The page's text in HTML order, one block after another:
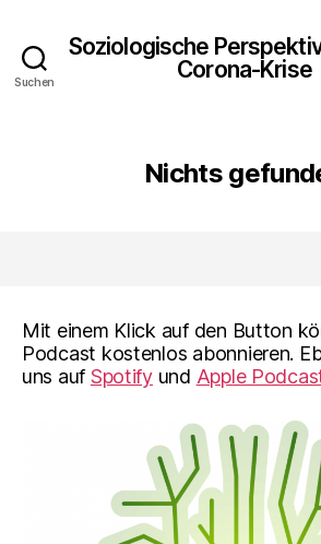
Suchen
Soziologische
Corona-Krise
Nichts
Mit einem Klick auf den Button
Podcast kostenlos abonnieren.
uns auf Spotifyund Apple